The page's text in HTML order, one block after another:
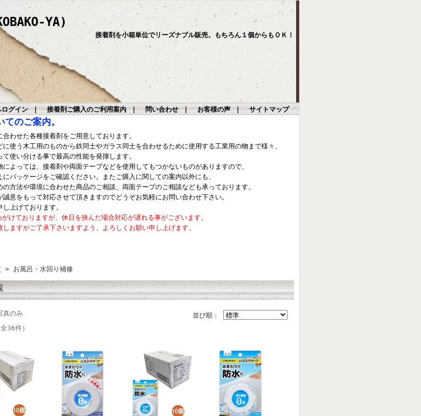
YA)
接着剤を小箱単位でリーズナブル販売。もちろん１個からもＯＫ！
グイン｜ 接着剤ご購入のご利用案内｜ 問い合わせ｜ お客様の声｜ サイトマップ
のご案内。
わせた各種接着剤をご用意しております。
に使う木工用のものから鉄同士やガラス同士を合わせるために使用する工業用の物まで様々、
使い分ける事で最高の性能を発揮します。
によっては、接着剤や両面テープなどを使用してもつかないものがありますので、
にパッケージをご確認ください。またご購入に関しての案内以外にも、
の方法や環境に合わせた商品のご相談、両面テープのご相談なども承っております。
誠意をもって対応させて頂きますのでどうぞお気軽にお問い合わせ下さい。
上げております。
けておりますが、休日を挟んだ場合対応が遅れる事がございます。
しますがご了承下さいますよう、よろしくお願い申し上げます。
> お風呂・水回り補修
並び順：
のみ
36件）